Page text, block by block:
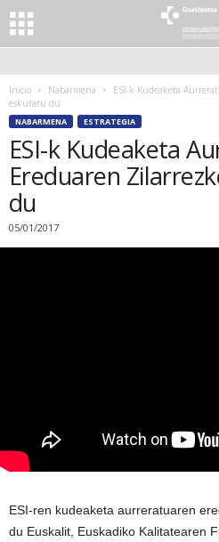
Inicio Nabarmena
ESI-k Kudeaketa
eskuratu du
NABARMENA ESTRATEGIA
ESI-k Kudeaketa
Ereduaren
du
05/01/2017
ESI-ren kudeaketa aurreratuaren
du Euskalit, Euskadiko Kalitatearen